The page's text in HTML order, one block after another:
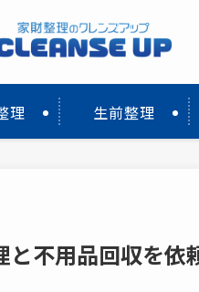
理 生前整理
と不用品回収を依